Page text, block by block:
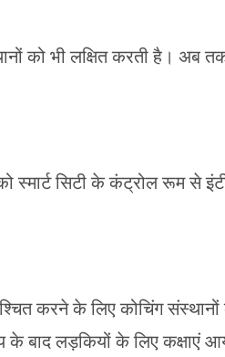
को भी लक्षित करती है। अब
स्मार्ट सिटी के कंट्रोल रूम से
करने के लिए कोचिंग संस्थानों
के बाद लड़कियों के लिए कक्षाएं